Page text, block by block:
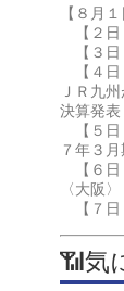
【８月
【２日
【３日
【４日
ＪＲ九
決算発表
【５日
７年３
【６日
〈大阪〉
【７日
📶気